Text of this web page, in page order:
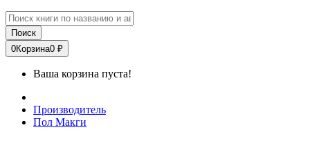
Поиск
0Корзина0 ₽
Ваша корзина пуста!
Производитель
Пол Макги